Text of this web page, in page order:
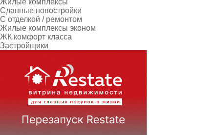
Жилые комплексы
Сданные новостройки
С отделкой / ремонтом
Жилые комплексы эконом
ЖК комфорт класса
Застройщики